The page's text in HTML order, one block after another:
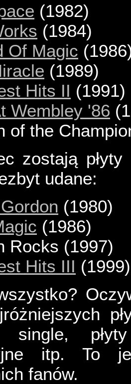
(1982)
(1984)
Of Magic
(1989)
Hits II (1991)
Wembley '86
of the
zostają
udane:
(1980)
(1986)
Rocks (1997)
Hits III (1999)
single,
itp. To
fanów.